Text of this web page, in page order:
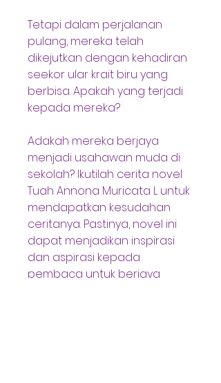
Tetapi dalam perjalanan
pulang, mereka telah
dikejutkan dengan kehadiran
seekor ular krait biru yang
berbisa. Apakah yang terjadi
kepada mereka?
Adakah mereka berjaya
menjadi usahawan muda di
sekolah? Ikutilah cerita novel
Tuah Annona Muricata L untuk
mendapatkan kesudahan
ceritanya. Pastinya, novel ini
dapat menjadikan inspirasi
dan aspirasi kepada
pembaca untuk berjaya